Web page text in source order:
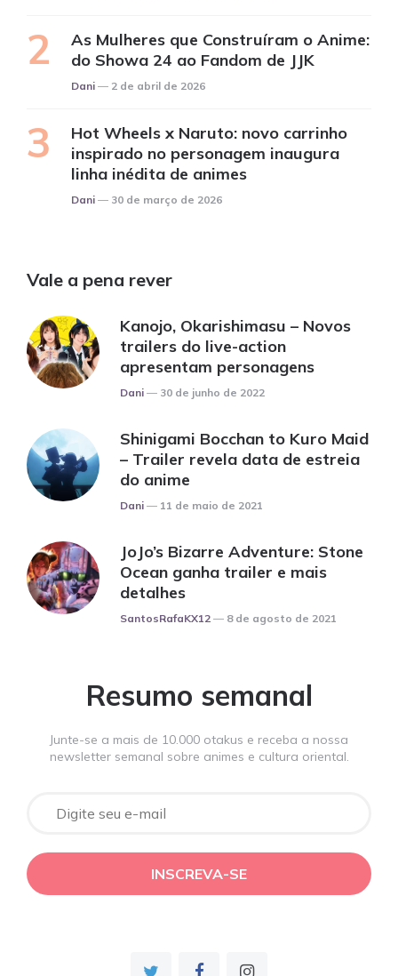
As Mulheres que Construíram o Anime:
do Showa 24 ao Fandom de JJK
Posted
Dani 2 de abril de 2026
Hot Wheels x Naruto: novo carrinho
inspirado no personagem inaugura
linha inédita de animes
Posted
Dani 30 de março de 2026
Vale a pena rever
Kanojo, Okarishimasu – Novos
trailers do live-action
apresentam personagens
Posted
Dani 30 de junho de 2022
Shinigami Bocchan to Kuro Maid
– Trailer revela data de estreia
do anime
Posted
Dani 11 de maio de 2021
JoJo’s Bizarre Adventure: Stone
Ocean ganha trailer e mais
detalhes
Posted
SantosRafaKX12 8 de agosto de 2021
Resumo semanal
Junte-se a mais de 10.000 otakus e receba a nossa
newsletter semanal sobre animes e cultura oriental.